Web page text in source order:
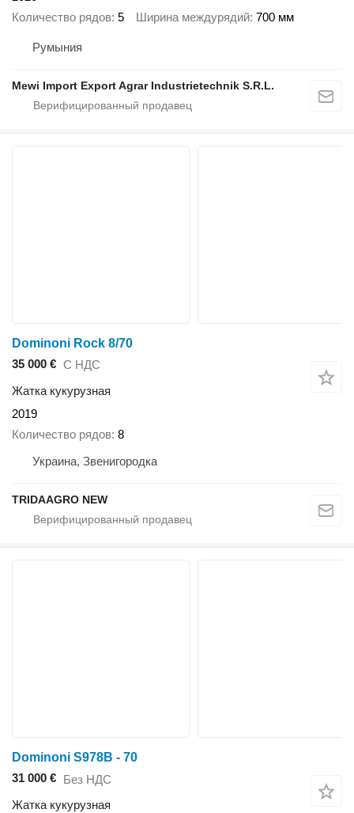
Количество рядов 5 Ширина междурядий 700 мм
Румыния
Mewi Import Export Agrar Industrietechnik S.R.L.
Dominoni Rock 8/70
35 000 € С НДС
Жатка кукурузная
2019
Количество рядов 8
Украина, Звенигородка
TRIDAAGRO NEW
Dominoni S978B - 70
31 000 € Без НДС
Жатка кукурузная